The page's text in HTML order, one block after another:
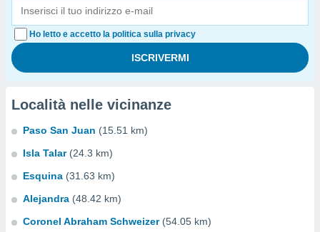
Ho letto e accetto la politica sulla privacy
Località nelle vicinanze
Paso San Juan (15.51 km)
Isla Talar (24.3 km)
Esquina (31.63 km)
Alejandra (48.42 km)
Coronel Abraham Schweizer (54.05 km)